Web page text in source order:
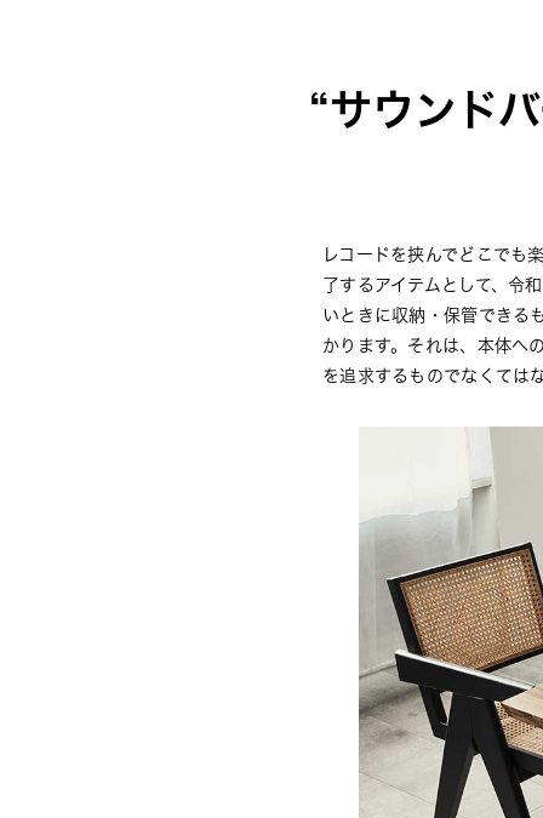
“サウンド
レコードを挟んでどこで
了するアイテムとして、令
いときに収納・保管できる
かります。それは、本体へ
を追求するものでなくては